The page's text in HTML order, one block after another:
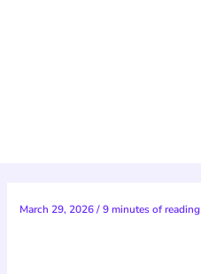
March 29, 2026/9 minutes of reading